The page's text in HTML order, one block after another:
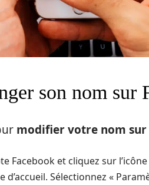
son nom sur
modifier votre nom sur
Facebook et cliquez sur
Sélectionnez «